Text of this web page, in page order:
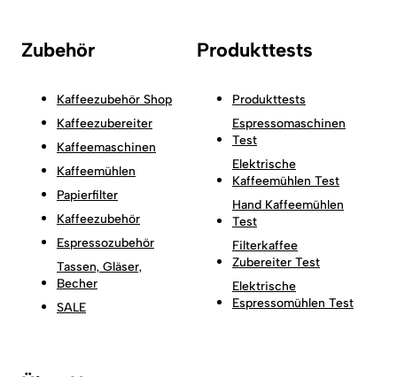
Zubehör
Kaffeezubehör Shop
Kaffeezubereiter
Kaffeemaschinen
Kaffeemühlen
Papierfilter
Kaffeezubehör
Espressozubehör
Tassen, Gläser,
Becher
SALE
Produkttests
Produkttests
Espressomaschinen
Test
Elektrische
Kaffeemühlen Test
Hand Kaffeemühlen
Test
Filterkaffee
Zubereiter Test
Elektrische
Espressomühlen Test